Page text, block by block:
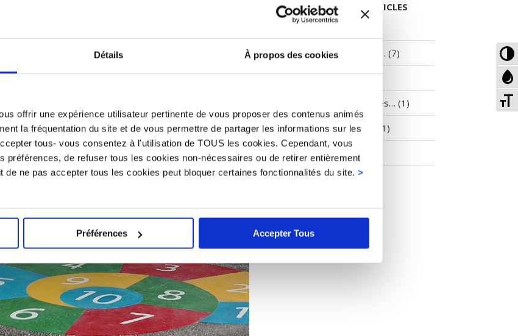
Détails À propos des cookies
offrir une expérience utilisateur pertinente de vous proposer des contenus animés
la fréquentation du site et de vous permettre de partager les informations sur les
tous- vous consentez à l'utilisation de TOUS les cookies. Cependant, vous
préférences, de refuser tous les cookies non-nécessaires ou de retirer entièrement
de ne pas accepter tous les cookies peut bloquer certaines fonctionnalités du site. >
Préférences Accepter Tous
CATÉGORIES D’ARTICLES
Attention travaux… (7)
Cimetières (1)
Enquêtes publiques… (1)
Environnement… (1)
Non classé (1)